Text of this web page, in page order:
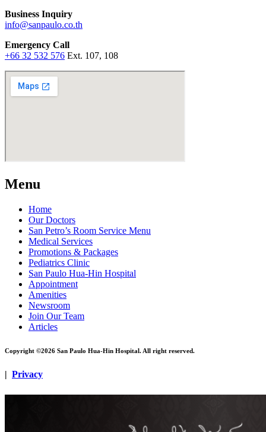
Business Inquiry
info@sanpaulo.co.th
Emergency Call
+66 32 532 576 Ext. 107, 108
Menu
Home
Our Doctors
San Petro’s Room Service Menu
Medical Services
Promotions & Packages
Pediatrics Clinic
San Paulo Hua-Hin Hospital
Appointment
Amenities
Newsroom
Join Our Team
Articles
Copyright ©2026 San Paulo Hua-Hin Hospital. All right reserved.
| Privacy